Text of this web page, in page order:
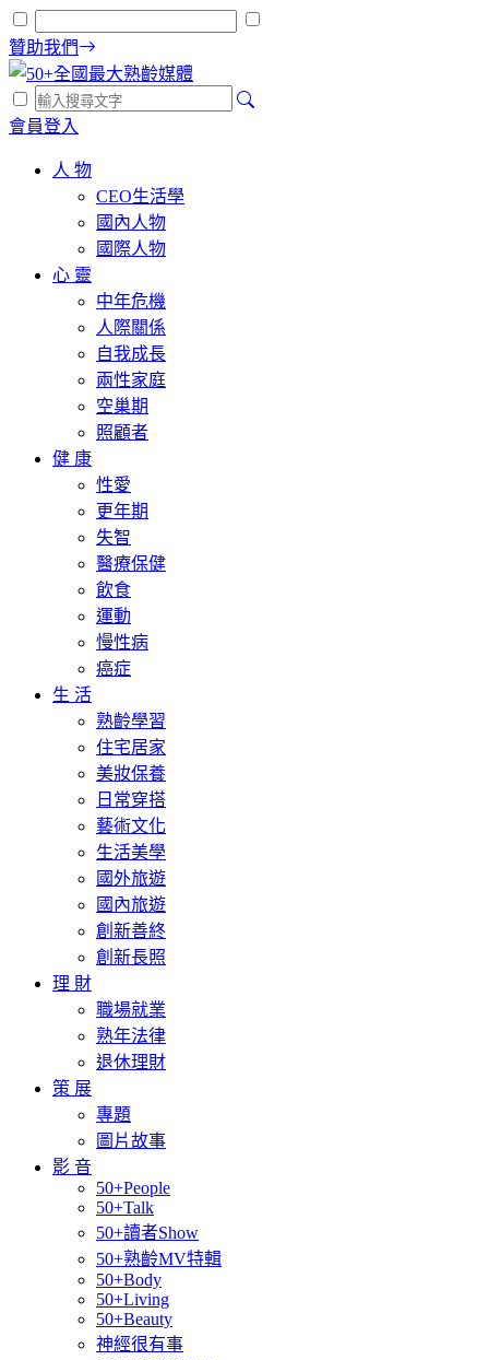
贊助我們
會員登入
人 物
CEO生活學
國內人物
國際人物
心 靈
中年危機
人際關係
自我成長
兩性家庭
空巢期
照顧者
健 康
性愛
更年期
失智
醫療保健
飲食
運動
慢性病
癌症
生 活
熟齡學習
住宅居家
美妝保養
日常穿搭
藝術文化
生活美學
國外旅遊
國內旅遊
創新善終
創新長照
理 財
職場就業
熟年法律
退休理財
策 展
專題
圖片故事
影 音
50+People
50+Talk
50+讀者Show
50+熟齡MV特輯
50+Body
50+Living
50+Beauty
神經很有事